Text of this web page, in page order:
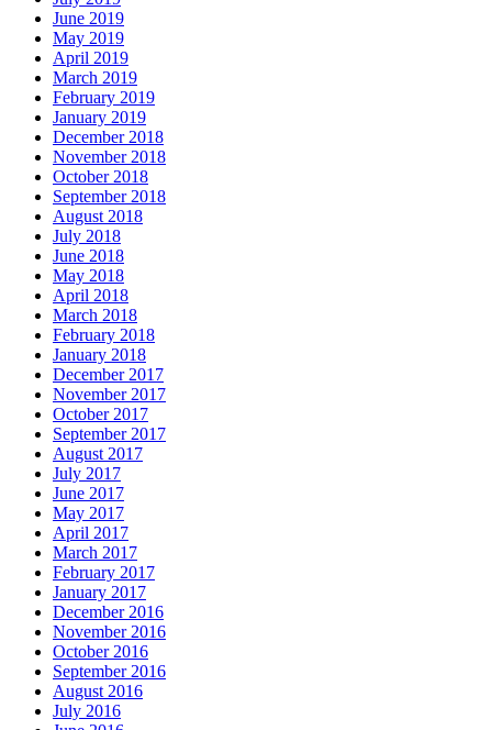
June 2019
May 2019
April 2019
March 2019
February 2019
January 2019
December 2018
November 2018
October 2018
September 2018
August 2018
July 2018
June 2018
May 2018
April 2018
March 2018
February 2018
January 2018
December 2017
November 2017
October 2017
September 2017
August 2017
July 2017
June 2017
May 2017
April 2017
March 2017
February 2017
January 2017
December 2016
November 2016
October 2016
September 2016
August 2016
July 2016